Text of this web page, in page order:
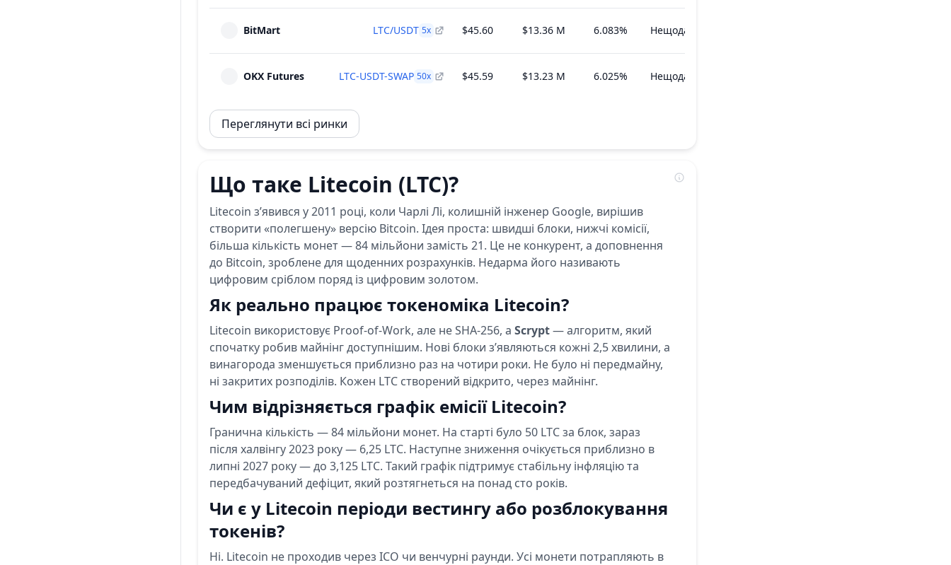
BitMart LTC/USDT 5x $45.60 $13.36 M 6.083% Нещодавно
OKX Futures LTC-USDT-SWAP 50x $45.59 $13.23 M 6.025% Нещодавно
Переглянути всі ринки
Що таке Litecoin (LTC)?
Litecoin з’явився у 2011 році, коли Чарлі Лі, колишній інженер Google, вирішив
створити «полегшену» версію Bitcoin. Ідея проста: швидші блоки, нижчі комісії,
більша кількість монет — 84 мільйони замість 21. Це не конкурент, а доповнення
до Bitcoin, зроблене для щоденних розрахунків. Недарма його називають
цифровим сріблом поряд із цифровим золотом.
Як реально працює токеноміка Litecoin?
Litecoin використовує Proof-of-Work, але не SHA-256, а Scrypt— алгоритм, який
спочатку робив майнінг доступнішим. Нові блоки з’являються кожні 2,5 хвилини, а
винагорода зменшується приблизно раз на чотири роки. Не було ні передмайну,
ні закритих розподілів. Кожен LTC створений відкрито, через майнінг.
Чим відрізняється графік емісії Litecoin?
Гранична кількість — 84 мільйони монет. На старті було 50 LTC за блок, зараз
після халвінгу 2023 року — 6,25 LTC. Наступне зниження очікується приблизно в
липні 2027 року — до 3,125 LTC. Такий графік підтримує стабільну інфляцію та
передбачуваний дефіцит, який розтягнеться на понад сто років.
Чи є у Litecoin періоди вестингу або розблокування
токенів?
Ні. Litecoin не проходив через ICO чи венчурні раунди. Усі монети потрапляють в